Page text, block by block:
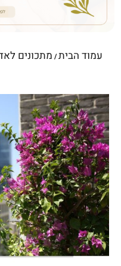
עמוד הבית/ מתכונים